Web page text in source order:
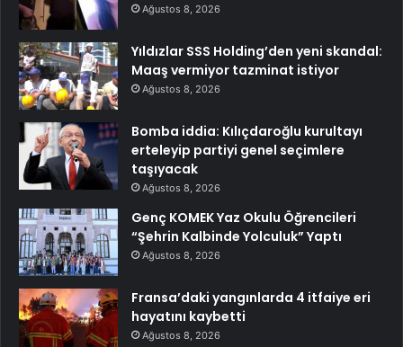
Ağustos 8, 2026
Yıldızlar SSS Holding’den yeni skandal:
Maaş vermiyor tazminat istiyor
Ağustos 8, 2026
Bomba iddia: Kılıçdaroğlu kurultayı
erteleyip partiyi genel seçimlere
taşıyacak
Ağustos 8, 2026
Genç KOMEK Yaz Okulu Öğrencileri
“Şehrin Kalbinde Yolculuk” Yaptı
Ağustos 8, 2026
Fransa’daki yangınlarda 4 itfaiye eri
hayatını kaybetti
Ağustos 8, 2026